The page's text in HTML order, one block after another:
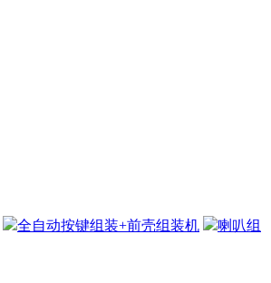
全自动按键组装+前壳组装机
喇叭组